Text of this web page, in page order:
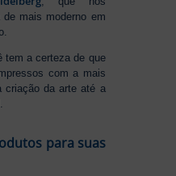
de mais moderno em
tem a certeza de que
com a mais
criação da arte até a
para suas